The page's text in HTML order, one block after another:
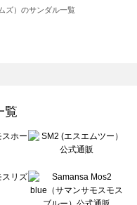
ズ）のサンダル一覧
モスモス）のサンダル一覧
サンダル一覧
ル一覧
覧
覧